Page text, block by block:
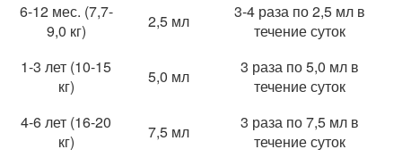
6-12 мес. (7,7-
9,0 кг)
2,5 мл
3-4 раза по 2,5 мл в
течение суток
1-3 лет (10-15
кг)
5,0 мл
3 раза по 5,0 мл в
течение суток
4-6 лет (16-20
кг)
7,5 мл
3 раза по 7,5 мл в
течение суток